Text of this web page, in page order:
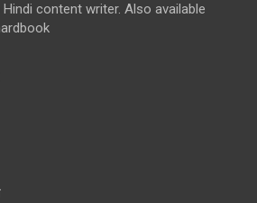
content writer. Also available